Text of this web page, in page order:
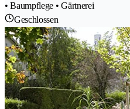
• Baumpflege • Gärtnerei
Geschlossen